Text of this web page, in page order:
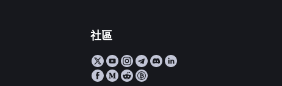
社區